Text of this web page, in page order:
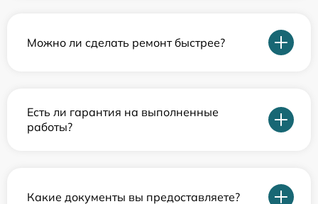
Можно ли сделать ремонт быстрее?
Есть ли гарантия на выполненные
работы?
Какие документы вы предоставляете?